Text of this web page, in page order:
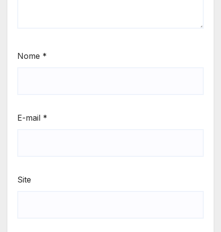
Nome *
E-mail *
Site